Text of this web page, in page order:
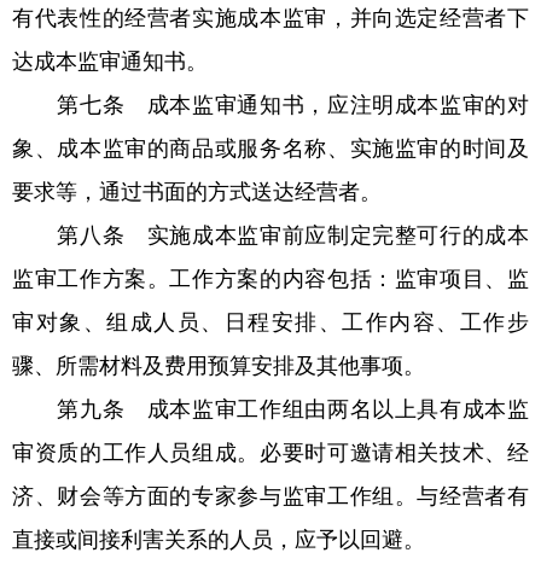
有代表性的经营者实施成本监审，并向选定经营者下
达成本监审通知书。
第七条 成本监审通知书，应注明成本监审的对
象、成本监审的商品或服务名称、实施监审的时间及
要求等，通过书面的方式送达经营者。
第八条 实施成本监审前应制定完整可行的成本
监审工作方案。工作方案的内容包括：监审项目、监
审对象、组成人员、日程安排、工作内容、工作步
骤、所需材料及费用预算安排及其他事项。
第九条 成本监审工作组由两名以上具有成本监
审资质的工作人员组成。必要时可邀请相关技术、经
济、财会等方面的专家参与监审工作组。与经营者有
直接或间接利害关系的人员，应予以回避。